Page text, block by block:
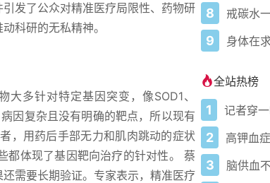
发了公众对精准医疗局限性、药物研
科研的无私精神。
多针对特定基因突变，像SOD1、
因复杂且没有明确的靶点，所以现有
，用药后手部无力和肌肉跳动的症状
都体现了基因靶向治疗的针对性。 蔡
需要长期验证。专家表示，精准医疗
8
9
全站热榜
1
2 高钾血
3